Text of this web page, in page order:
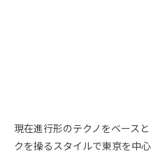
現在進行形のテクノをベース
クを操るスタイルで東京を中